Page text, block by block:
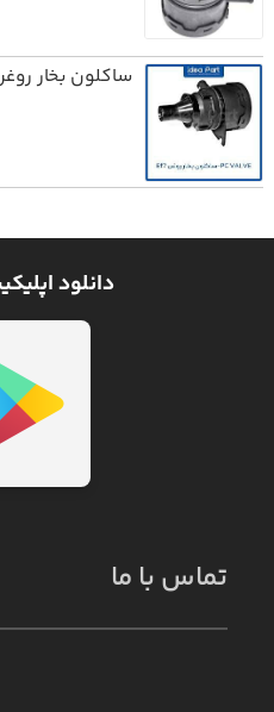
ساکلون بخار
دانلود
تماس با ما